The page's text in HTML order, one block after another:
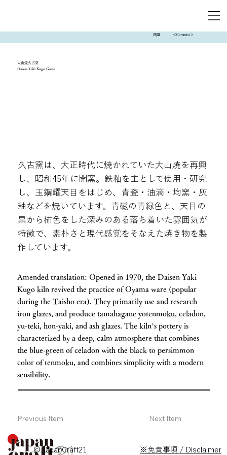
陶器 ＜Ceramics＞
大山焼久古窯
Daisen Yaki Kugo Gama
久古窯は、大正時代に焼かれていた大山焼を再興
し、昭和45年に開窯。鉄釉を主として使用・研究
し、玉鋼耀天目をはじめ、青瓷・油滴・均窯・灰
釉などを焼いています。青磁の青緑色と、天目の
黒から柿色をした深みのある落ち着いた雰囲気が
特徴で、素朴さと現代感覚をそなえた焼き物を製
作しています。
Amended translation: Opened in 1970, the Daisen Yaki
Kugo kiln revived the practice of Oyama ware (popular
during the Taisho era). They primarily use and research
iron glazes, and produce tamahagane yotenmoku, celadon,
yu-teki, hon-yaki, and ash glazes. The kiln’s pottery is
characterized by a deep, calm atmosphere that combines
the blue-green of celadon with the black to persimmon
color of tenmoku, and combines simplicity with a modern
sensibility.
Previous Item Next Item
© JapanCraft21 ※免責事項 / Disclaimer